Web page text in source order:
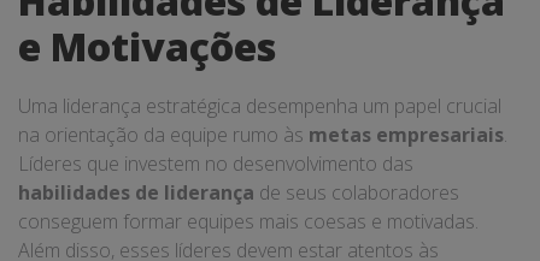
e Motivações
Uma liderança estratégica desempenha um papel crucial
na orientação da equipe rumo às metas empresariais.
Líderes que investem no desenvolvimento das
habilidades de liderança de seus colaboradores
conseguem formar equipes mais coesas e motivadas.
Além disso, esses líderes devem estar atentos às